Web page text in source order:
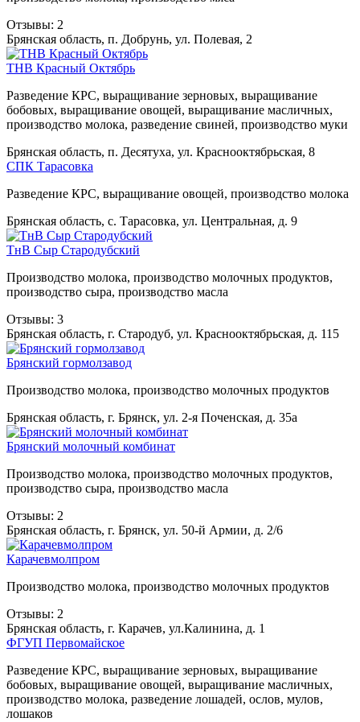
Отзывы: 2
Брянская область, п. Добрунь, ул. Полевая, 2
ТНВ Красный Октябрь
Разведение КРС, выращивание зерновых, выращивание
бобовых, выращивание овощей, выращивание масличных,
производство молока, разведение свиней, производство муки
Брянская область, п. Десятуха, ул. Краснооктябрьская, 8
СПК Тарасовка
Разведение КРС, выращивание овощей, производство молока
Брянская область, с. Тарасовка, ул. Центральная, д. 9
ТнВ Сыр Стародубский
Производство молока, производство молочных продуктов,
производство сыра, производство масла
Отзывы: 3
Брянская область, г. Стародуб, ул. Краснооктябрьская, д. 115
Брянский гормолзавод
Производство молока, производство молочных продуктов
Брянская область, г. Брянск, ул. 2-я Поченская, д. 35а
Брянский молочный комбинат
Производство молока, производство молочных продуктов,
производство сыра, производство масла
Отзывы: 2
Брянская область, г. Брянск, ул. 50-й Армии, д. 2/6
Карачевмолпром
Производство молока, производство молочных продуктов
Отзывы: 2
Брянская область, г. Карачев, ул.Калинина, д. 1
ФГУП Первомайское
Разведение КРС, выращивание зерновых, выращивание
бобовых, выращивание овощей, выращивание масличных,
производство молока, разведение лошадей, ослов, мулов,
лошаков